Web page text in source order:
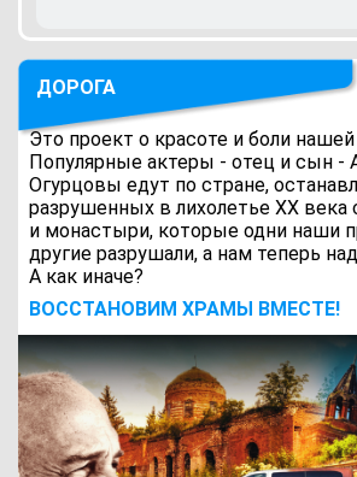
ДОРОГА
Это проект о красоте и боли
Популярные актеры - отец и сын -
Огурцовы едут по стране,
разрушенных в лихолетье ХХ
и монастыри, которые одни наши
другие разрушали, а нам теперь
А как иначе?
ВОCСТАНОВИМ ХРАМЫ ВМЕСТЕ!